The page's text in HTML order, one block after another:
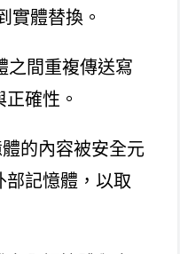
實體替換。
之間重複傳送寫
確性。
的內容被安全元
部記憶體，以取